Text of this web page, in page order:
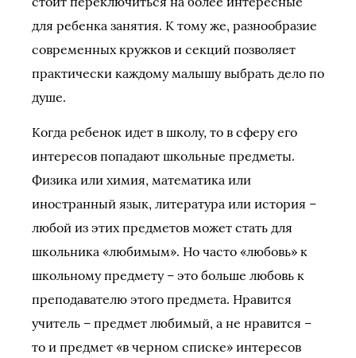
для ребенка занятия. К тому же, разнообразие
современных кружков и секций позволяет
практически каждому малышу выбрать дело по
душе.
Когда ребенок идет в школу, то в сферу его
интересов попадают школьные предметы.
Физика или химия, математика или
иностранный язык, литература или история –
любой из этих предметов может стать для
школьника «любимым». Но часто «любовь» к
школьному предмету – это больше любовь к
преподавателю этого предмета. Нравится
учитель – предмет любимый, а не нравится –
то и предмет «в черном списке» интересов